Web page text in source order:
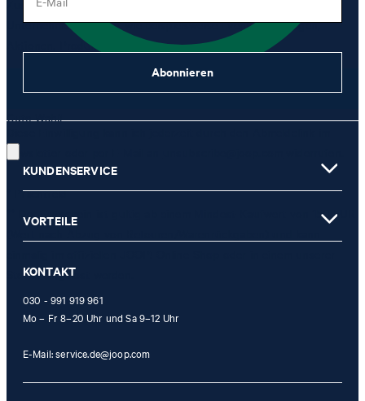
Zusammenhang mit Produkten, Angeboten und Leistungen der
Unternehmensgruppe, wie beispielsweise Event-Einladungen,
Aktionen, Produkt-Promotions zuzusenden.
JETZT ANMELDEN
* Pflichtfeld
** Der Gutschein ist gültig ab einem Mindest-Kaufwert von 150 EUR
Stores eingelöst werden.
Gute Wahl!
Abonnieren
KUNDENSERVICE
VORTEILE
KONTAKT
030 - 991 919 961
Mo – Fr 8–20 Uhr und Sa 9–12 Uhr
E-Mail:service.de@joop.com